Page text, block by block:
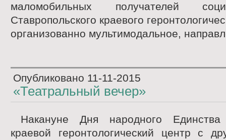
маломобильных получателей
Ставропольского краевого
организованно мультимодальное,
Опубликовано 11-11-2015
«Театральный вечер»
Накануне Дня народного Единства
краевой геронтологический центр с